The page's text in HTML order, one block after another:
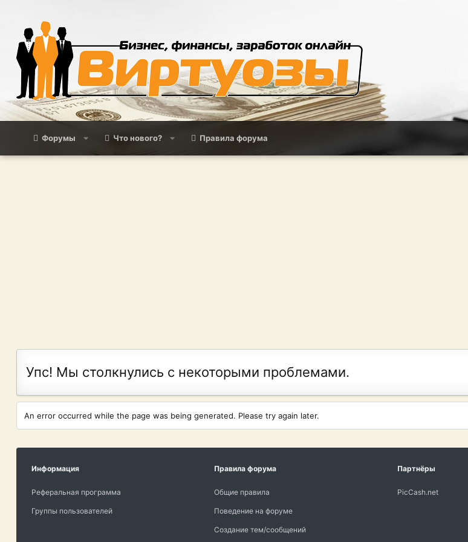
Форумы Что нового? Правила форума
Упс! Мы столкнулись с некоторыми проблемами.
An error occurred while the page was being generated. Please try again later.
Информация
Реферальная программа
Группы пользователей
Правила форума
Общие правила
Поведение на форуме
Создание тем/сообщений
Партнёры
PicCash.net